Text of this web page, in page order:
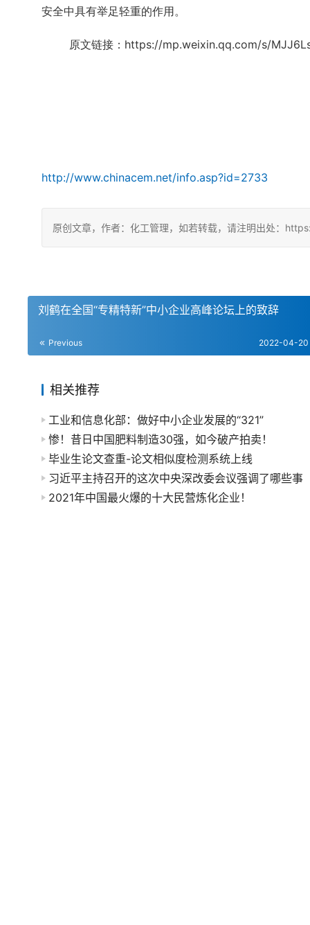
安全中具有举足轻重的作用。
原文链接：https://mp.weixin.qq.com/s/
http://www.chinacem.net/info.asp?id=2733
原创文章，作者：化工管理，如若转载，请注明出处：
刘鹤在全国“专精特新”中小企业高峰论坛上的致辞
Previous 2022-04-20
相关推荐
工业和信息化部：做好中小企业发展的“321”
惨！昔日中国肥料制造30强，如今破产拍卖！
毕业生论文查重-论文相似度检测系统上线
习近平主持召开的这次中央深改委会议强调了哪些事
2021年中国最火爆的十大民营炼化企业！